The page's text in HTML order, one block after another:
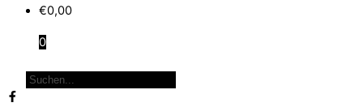
€0,00
0
Close
Menu
Products